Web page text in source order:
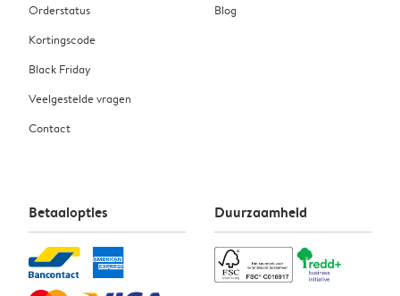
Orderstatus
Kortingscode
Black Friday
Veelgestelde vragen
Contact
Blog
Betaalopties Duurzaamheid